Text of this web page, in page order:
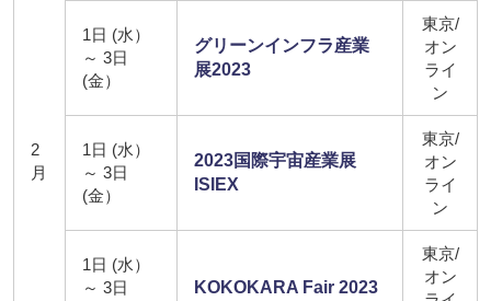
2
月
1日 (水）
～ 3日
(金）
グリーンインフラ産業
展2023
東京/
オン
ライ
ン
1日 (水）
～ 3日
(金）
2023国際宇宙産業展
ISIEX
東京/
オン
ライ
ン
1日 (水）
～ 3日
KOKOKARA Fair 2023
東京/
オン